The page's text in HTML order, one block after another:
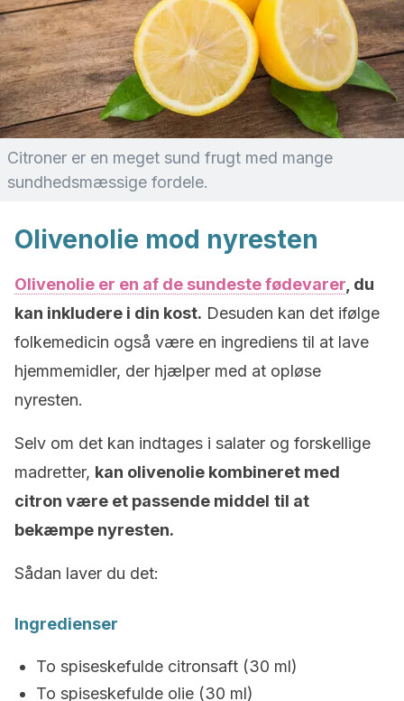
Citroner er en meget sund frugt med mange
sundhedsmæssige fordele.
Olivenolie mod nyresten
Olivenolie er en af de sundeste fødevarer , du
kan inkludere i din kost. Desuden kan det ifølge
folkemedicin også være en ingrediens til at lave
hjemmemidler, der hjælper med at opløse
nyresten.
Selv om det kan indtages i salater og forskellige
madretter, kan olivenolie kombineret med
citron være et passende middel til at
bekæmpe nyresten.
Sådan laver du det:
Ingredienser
To spiseskefulde citronsaft (30 ml)
To spiseskefulde olie (30 ml)